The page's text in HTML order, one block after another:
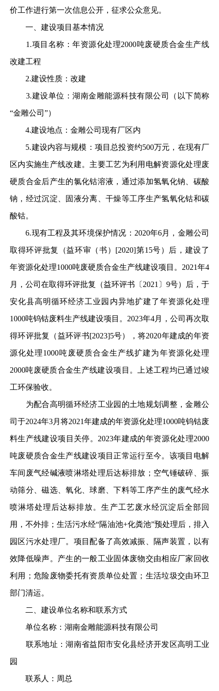
价工作进行第一次信息公开，征求公众意见。
一、建设项目基本情况
1.项目名称：年资源化处理2000吨废硬质合金生产线
改建工程
2.建设性质：改建
3.建设单位：湖南金雕能源科技有限公司（以下简称
“金雕公司”）
4.建设地点：金雕公司现有厂区内
5.建设内容与规模：项目总投资约500万元，在现有厂
区内实施生产线改建。主要工艺为利用电解资源化处理废
硬质合金后产生的氯化钴溶液，通过添加氢氧化钠、碳酸
钠，经过沉淀、固液分离、干燥等工序生产氢氧化钴和碳
酸钴。
6.现有工程及其环境保护情况：2020年6月，金雕公司
取得环评批复（益环审（书）[2020]第15号）后，建设了
年资源化处理1000吨废硬质合金生产线建设项目。2021年4
月，公司在取得环评批复（益环评书〔2021〕9号）后，于
安化县高明循环经济工业园内异地扩建了年资源化处理
1000吨钨钴废料生产线建设项目。2023年4月，公司再次取
得环评批复（益环评书[2023]5号），将2020年建成的年资
源化处理1000吨废硬质合金生产线扩建为年资源化处理
2000吨废硬质合金生产线建设项目。上述工程均已通过竣
工环保验收。
为配合高明循环经济工业园的土地规划调整，金雕公
司于2024年3月将2021年建成的年资源化处理1000吨钨钴废
料生产线建设项目关停。2023年建成的年资源化处理2000
吨废硬质合金生产线建设项目正常运行至今。该项目电解
车间废气经碱液喷淋塔处理后达标排放；空气锤破碎、振
动筛分、磁选、氧化、球磨、下料等工序产生的废气经水
喷淋塔处理后达标排放。生产工艺废水经沉淀后全部回
用，不外排；生活污水经“隔油池+化粪池”预处理后，排入
园区污水处理厂。项目配备了高效减振、隔声装置，以有
效降低噪声。产生的一般工业固体废物交由相应厂家回收
利用；危险废物委托有资质单位处置；生活垃圾交由环卫
部门清运。
二、建设单位名称和联系方式
单位名称：湖南金雕能源科技有限公司
联系地址：湖南省益阳市安化县经济开发区高明工业
园
联系人：周总